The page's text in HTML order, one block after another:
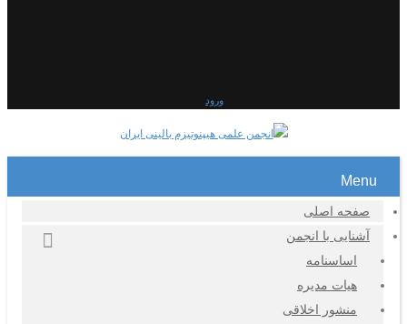
ورود
Menu
صفحه اصلی
آشنایی با انجمن
اساسنامه
هیات مدیره
منشور اخلاقی